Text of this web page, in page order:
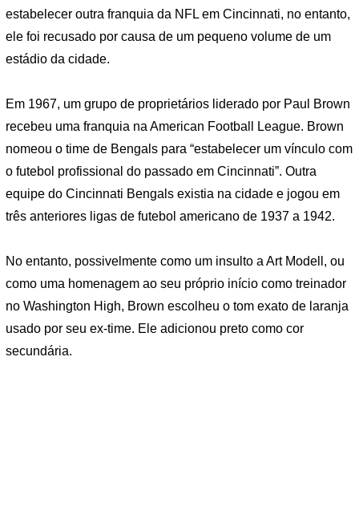
estabelecer outra franquia da NFL em Cincinnati, no entanto,
ele foi recusado por causa de um pequeno volume de um
estádio da cidade.
Em 1967, um grupo de proprietários liderado por Paul Brown
recebeu uma franquia na American Football League. Brown
nomeou o time de Bengals para “estabelecer um vínculo com
o futebol profissional do passado em Cincinnati”. Outra
equipe do Cincinnati Bengals existia na cidade e jogou em
três anteriores ligas de futebol americano de 1937 a 1942.
No entanto, possivelmente como um insulto a Art Modell, ou
como uma homenagem ao seu próprio início como treinador
no Washington High, Brown escolheu o tom exato de laranja
usado por seu ex-time. Ele adicionou preto como cor
secundária.